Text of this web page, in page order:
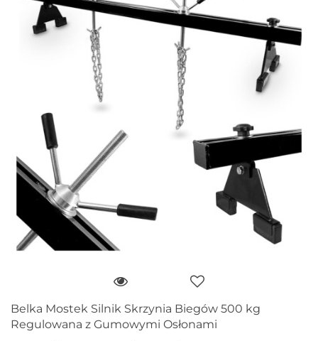
Belka Mostek Silnik Skrzynia Biegów 500 kg
Regulowana z Gumowymi Osłonami